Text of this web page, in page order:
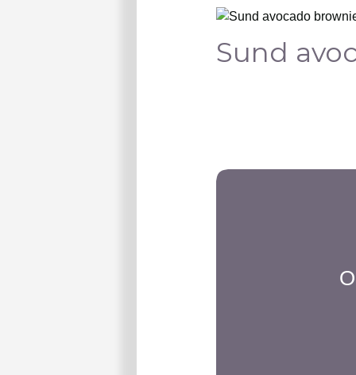
Sund